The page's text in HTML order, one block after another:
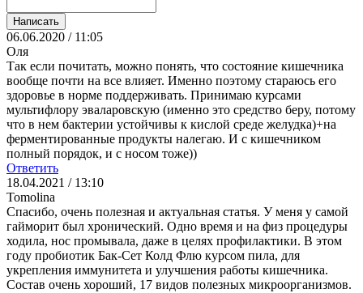
06.06.2020 / 11:05
Оля
Так если почитать, можно понять, что состояние кишечника
вообще почти на все влияет. Именно поэтому стараюсь его
здоровье в норме поддерживать. Принимаю курсами
мультифлору эваларовскую (именно это средство беру, потому
что в нем бактерии устойчивы к кислой среде желудка)+на
ферментированные продукты налегаю. И с кишечником
полный порядок, и с носом тоже))
Ответить
18.04.2021 / 13:10
Tomolina
Спасибо, очень полезная и актуальная статья. У меня у самой
гайморит был хронический. Одно время и на физ процедуры
ходила, нос промывала, даже в целях профилактики. В этом
году пробиотик Бак-Сет Колд Флю курсом пила, для
укрепления иммунитета и улучшения работы кишечника.
Состав очень хороший, 17 видов полезных микроорганизмов.